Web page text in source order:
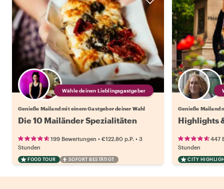
Wähle deinen Lieblingsgastgeber
Genieße Mailand mit einem Gastgeber deiner Wahl
Die 10 Mailänder Spezialitäten
199 Bewertungen • €122.80 p.P. • 3
Stunden
FOOD TOUR SOFORT BESTÄTIGT
Genieße Mailand
Highlights
447
Stunden
CITY